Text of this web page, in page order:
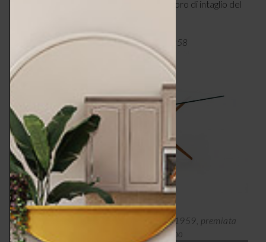
del 1958 per Artek, un capolavoro di intaglio del
Tapio Wirkkala, tavolo X-Frame, Artek ,1958
Tapio Wirkkala, lampada k2.142, Airam, 1959, premiata
con il Grand Prix alla XI Triennale di Milano